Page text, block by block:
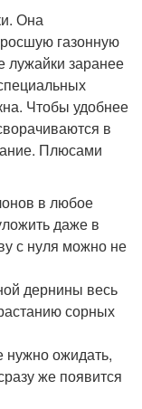
Она
газонную
лужайки заранее
Чтобы удобнее
в
Плюсами
в любое
даже в
с нуля можно не
дернины весь
сорных
нужно ожидать,
же появится